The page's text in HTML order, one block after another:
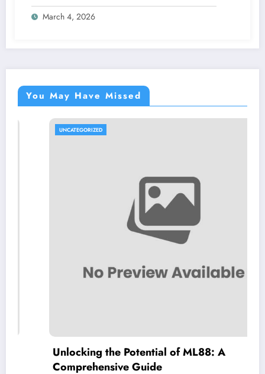
March 4, 2026
You May Have Missed
UNCATEGORIZED
Unlocking the Potential of ML88: A
Comprehensive Guide